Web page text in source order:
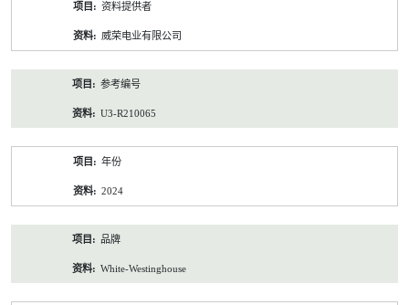
资料提供者
威荣电业有限公司
参考编号
U3-R210065
年份
2024
品牌
White-Westinghouse